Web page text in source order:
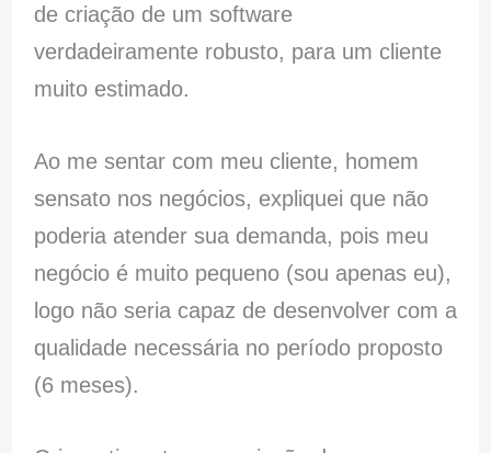
de criação de um software
verdadeiramente robusto, para um cliente
muito estimado.
Ao me sentar com meu cliente, homem
sensato nos negócios, expliquei que não
poderia atender sua demanda, pois meu
negócio é muito pequeno (sou apenas eu),
logo não seria capaz de desenvolver com a
qualidade necessária no período proposto
(6 meses).